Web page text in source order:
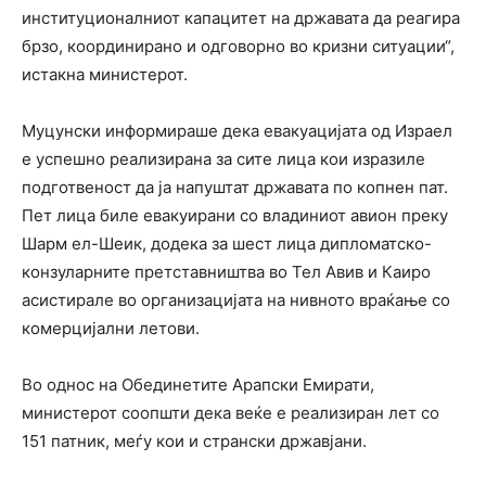
институционалниот капацитет на државата да реагира
брзо, координирано и одговорно во кризни ситуации“,
истакна министерот.
Муцунски информираше дека евакуацијата од Израел
е успешно реализирана за сите лица кои изразиле
подготвеност да ја напуштат државата по копнен пат.
Пет лица биле евакуирани со владиниот авион преку
Шарм ел-Шеик, додека за шест лица дипломатско-
конзуларните претставништва во Тел Авив и Каиро
асистирале во организацијата на нивното враќање со
комерцијални летови.
Во однос на Обединетите Арапски Емирати,
министерот соопшти дека веќе е реализиран лет со
151 патник, меѓу кои и странски државјани.